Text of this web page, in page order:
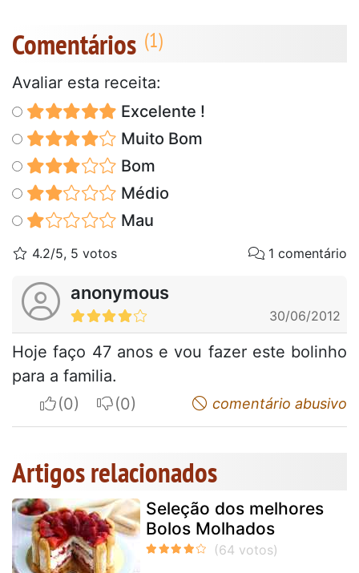
Comentários
Avaliar esta receita:
Excelente !
Muito Bom
Bom
Médio
Mau
4.2/5, 5 votos 1 comentário
anonymous
30/06/2012
Hoje faço 47 anos e vou fazer este bolinho
para a familia.
I apreciateI do not appreciatecomentário abusivo
Artigos relacionados
Seleção dos melhores
Bolos Molhados